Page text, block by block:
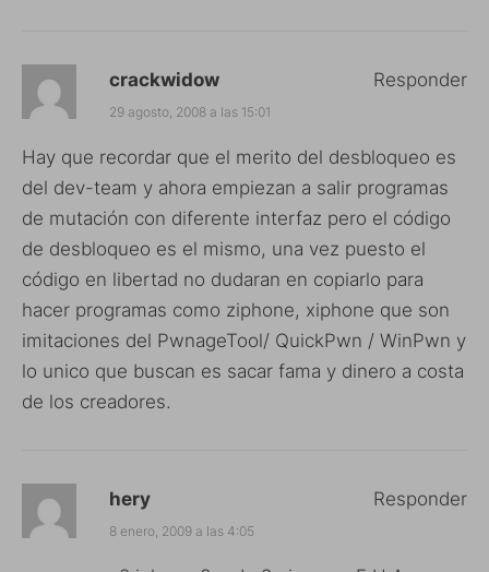
crackwidow
29 agosto, 2008 a las 15:01
Hay que recordar que el merito del desbloqueo es
del dev-team y ahora empiezan a salir programas
de mutación con diferente interfaz pero el código
de desbloqueo es el mismo, una vez puesto el
código en libertad no dudaran en copiarlo para
hacer programas como ziphone, xiphone que son
imitaciones del PwnageTool/ QuickPwn / WinPwn y
lo unico que buscan es sacar fama y dinero a costa
de los creadores.
Responder
hery
8 enero, 2009 a las 4:05
Responder